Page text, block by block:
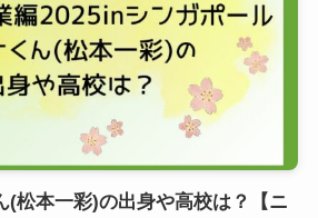
(松本一彩)の出身や高校は？【ニ